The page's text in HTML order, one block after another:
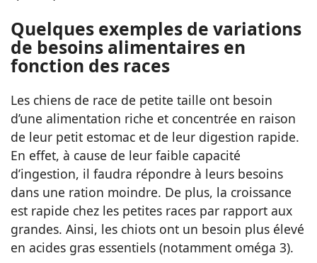
Quelques exemples de variations
de besoins alimentaires en
fonction des races
Les chiens de race de petite taille ont besoin
d’une alimentation riche et concentrée en raison
de leur petit estomac et de leur digestion rapide.
En effet, à cause de leur faible capacité
d’ingestion, il faudra répondre à leurs besoins
dans une ration moindre. De plus, la croissance
est rapide chez les petites races par rapport aux
grandes. Ainsi, les chiots ont un besoin plus élevé
en acides gras essentiels (notamment oméga 3).